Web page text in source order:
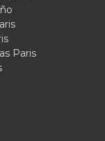
Paris